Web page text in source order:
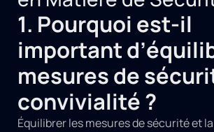
1. Pourquoi est-il
important
mesures de
convivialité ?
Équilibrer les mesures de sécurité et